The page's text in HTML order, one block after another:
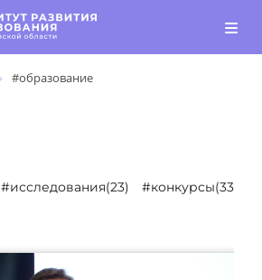
#образование
#исследования(23) #конкурсы(330)